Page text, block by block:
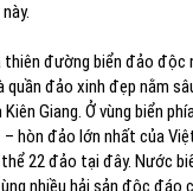
thiên đường biển đảo độc
quần đảo xinh đẹp nằm
Giang. Ở vùng biển
hòn đảo lớn nhất của
22 đảo tại đây. Nước
nhiều hải sản độc đáo